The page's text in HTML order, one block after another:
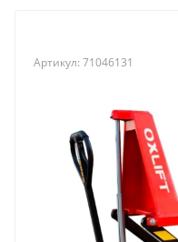
Артикул: 71046131